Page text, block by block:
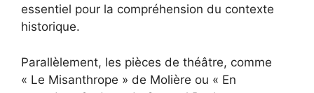
essentiel pour la compréhension du contexte
historique.
Parallèlement, les pièces de théâtre, comme
« Le Misanthrope » de Molière ou « En